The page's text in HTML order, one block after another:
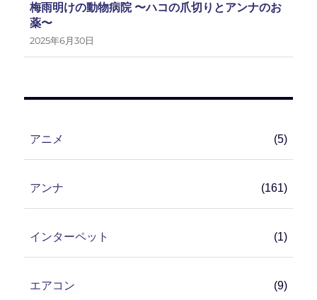
梅雨明けの動物病院 〜ハコの爪切りとアンナのお
薬〜
2025年6月30日
アニメ (5)
アンナ (161)
インターペット (1)
エアコン (9)